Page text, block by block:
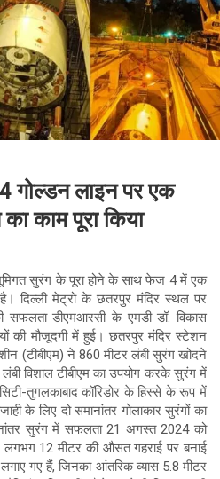
गोल्डन लाइन पर एक
काम पूरा किया
सुरंग के पूरा होने के साथ फेज 4 में एक
है। दिल्ली मेट्रो के छतरपुर मंदिर स्थल पर
सफलता डीएमआरसी के एमडी डॉ. विकास
की मौजूदगी में हुई। छतरपुर मंदिर स्टेशन
(टीबीएम) ने 860 मीटर लंबी सुरंग खोदने
विशाल टीबीएम का उपयोग करके सुरंग में
तुगलकाबाद कॉरिडोर के हिस्से के रूप में
के लिए दो समानांतर गोलाकार सुरंगों का
सुरंग में सफलता 21 अगस्त 2024 को
12 मीटर की औसत गहराई पर बनाई
गए हैं, जिनका आंतरिक व्यास 5.8 मीटर